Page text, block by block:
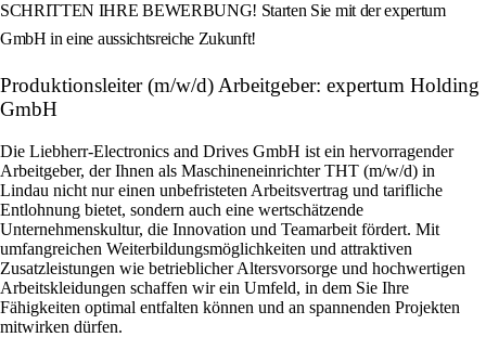
SCHRITTEN IHRE BEWERBUNG! Starten Sie mit der expertum
GmbH in eine aussichtsreiche Zukunft!
Produktionsleiter (m/w/d) Arbeitgeber: expertum Holding
GmbH
Die Liebherr-Electronics and Drives GmbH ist ein hervorragender
Arbeitgeber, der Ihnen als Maschineneinrichter THT (m/w/d) in
Lindau nicht nur einen unbefristeten Arbeitsvertrag und tarifliche
Entlohnung bietet, sondern auch eine wertschätzende
Unternehmenskultur, die Innovation und Teamarbeit fördert. Mit
umfangreichen Weiterbildungsmöglichkeiten und attraktiven
Zusatzleistungen wie betrieblicher Altersvorsorge und hochwertigen
Arbeitskleidungen schaffen wir ein Umfeld, in dem Sie Ihre
Fähigkeiten optimal entfalten können und an spannenden Projekten
mitwirken dürfen.